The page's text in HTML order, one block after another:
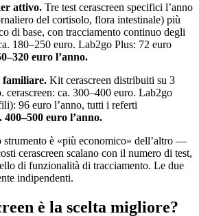
attivo. Tre test cerascreen specifici l’anno
del cortisolo, flora intestinale) più
di base, con tracciamento continuo degli
180–250 euro. Lab2go Plus: 72 euro
euro l’anno.
Kit cerascreen distribuiti su 3
cerascreen: ca. 300–400 euro. Lab2go
96 euro l’anno, tutti i referti
400–500 euro l’anno.
strumento è «più economico» dell’altro —
cerascreen scalano con il numero di test,
di funzionalità di tracciamento. Le due
indipendenti.
è la scelta migliore?